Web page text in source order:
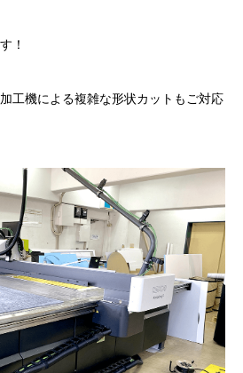
ット販売
！
工機による複雑な形状カットもご対応